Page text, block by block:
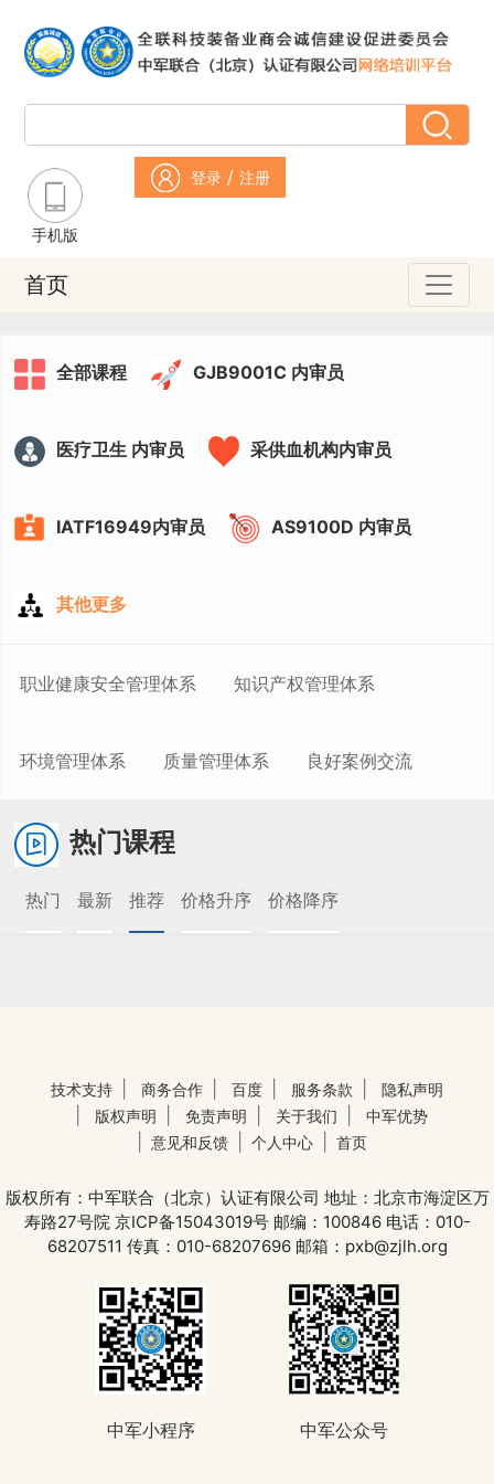
手机版
登录 / 注册
首页
全部课程 GJB9001C 内审员
医疗卫生 内审员 采供血机构内审员
IATF16949内审员 AS9100D 内审员
其他更多
职业健康安全管理体系 知识产权管理体系
环境管理体系 质量管理体系 良好案例交流
热门课程
热门 最新 推荐 价格升序 价格降序
技术支持 商务合作 百度 服务条款
隐私声明
版权声明
免责声明 关于我们
中军优势
意见和反馈
个人中心 首页
版权所有：中军联合（北京）认证有限公司 地址：北京市海淀区万
寿路27号院 京ICP备15043019号 邮编：100846 电话：010-
68207511 传真：010-68207696 邮箱：pxb@zjlh.org
中军小程序 中军公众号